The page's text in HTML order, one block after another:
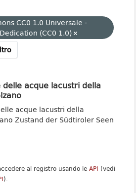
CC0 1.0 Universale -
(CC0 1.0)
acque lacustri della
acque lacustri della
Zustand der Südtiroler Seen
al registro usando le API (vedi
).